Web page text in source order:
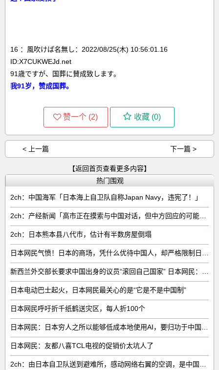
16 ：風吹けば名無し：2022/08/25(木) 10:56:01.16
ID:X7CUKWEJd.net
91歳ですが、国葬に賛成致します。
我91岁，赞成国葬。
赞一个 (2) 收藏 (0)
< 上一篇 下一篇 >
【返回首页查看更多内容】
热门围观
2ch：中国海军「日本海上自卫队自称Japan Navy，违宪了！」
2ch：日本熊本县八代市，估计有半数房屋倒塌
日本电动巴士起火，日本网民最关心的是“它是不是中国制”
日本网民呼吁折千纸鹤送灾区，每人折100个
日本网民：友都八喜TCL电视的促销价太坑人了